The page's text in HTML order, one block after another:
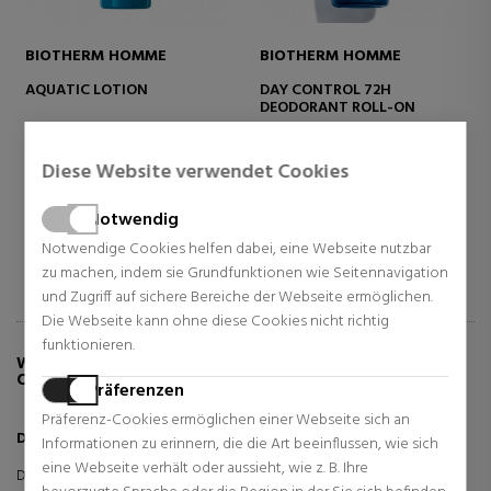
Diese Website verwendet Cookies
Notwendig
Notwendige Cookies helfen dabei, eine Webseite nutzbar
zu machen, indem sie Grundfunktionen wie Seitennavigation
und Zugriff auf sichere Bereiche der Webseite ermöglichen.
Die Webseite kann ohne diese Cookies nicht richtig
funktionieren.
Präferenzen
Präferenz-Cookies ermöglichen einer Webseite sich an
Informationen zu erinnern, die die Art beeinflussen, wie sich
eine Webseite verhält oder aussieht, wie z. B. Ihre
BIOTHERM HOMME
AQUATIC LOTION
15,15 € 43% Rabatt
37 Rezensionen
BIOTHERM HOMME
DAY CONTROL 72H
DEODORANT ROLL-ON
17,05 € 46% Rabatt
WEITERE INFORMATIONEN ÜBER DAY
CONTROL 72H DEODORANT SPRAY
Day Control 72H Deodorant Spray
Day Control 72H Deodorant Spray von Biotherm Homme bietet 72